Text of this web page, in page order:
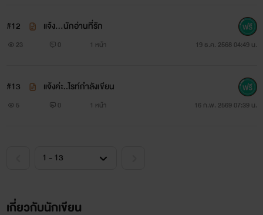
#12 แจ้ง...นักอ่านที่รัก
23 0 1 หน้า 19 ธ.ค. 2568 04:49 น.
#13 แจ้งค่ะ..ไรท์กำลังเขียน
5 0 1 หน้า 16 ก.พ. 2569 07:39 น.
เกี่ยวกับนักเขียน